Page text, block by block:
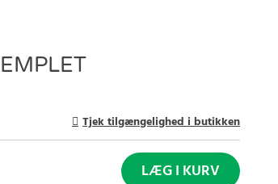
Tjek tilgængelighed i butikken
LÆG I KURV